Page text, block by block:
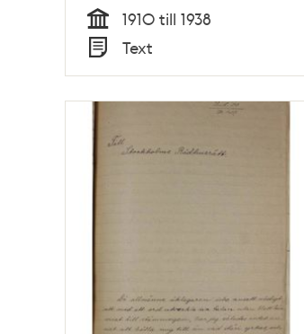
Tid
1910 till 1938
Typ
Text